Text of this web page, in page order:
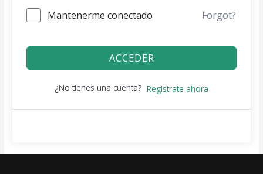
Mantenerme conectado Forgot?
ACCEDER
¿No tienes una cuenta? Regístrate ahora